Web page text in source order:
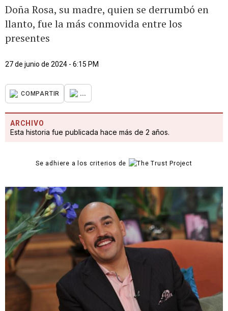
Doña Rosa, su madre, quien se derrumbó en
llanto, fue la más conmovida entre los
presentes
27 de junio de 2024 - 6:15 PM
COMPARTIR ...
ARCHIVO
Esta historia fue publicada hace más de 2 años.
Se adhiere a los criterios de